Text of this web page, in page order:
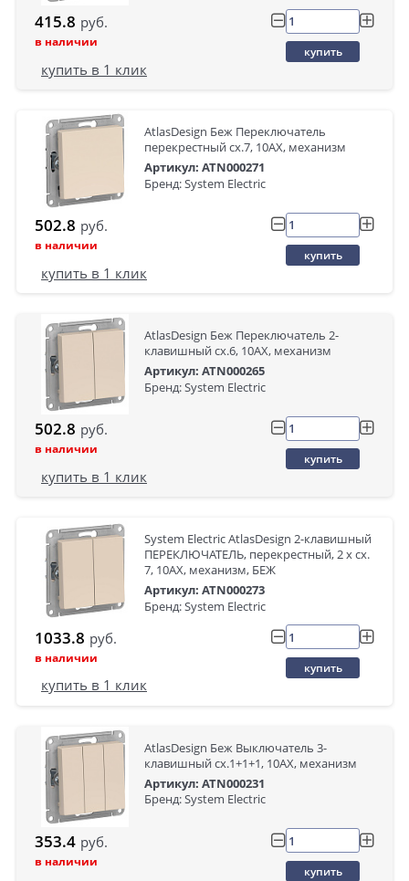
415.8 руб.
в наличии
купить
купить в 1 клик
AtlasDesign Беж Переключатель
перекрестный сх.7, 10АХ, механизм
Артикул: ATN000271
Бренд: System Electric
502.8 руб.
в наличии
купить
купить в 1 клик
AtlasDesign Беж Переключатель 2-
клавишный сх.6, 10АХ, механизм
Артикул: ATN000265
Бренд: System Electric
502.8 руб.
в наличии
купить
купить в 1 клик
System Electric AtlasDesign 2-клавишный
ПЕРЕКЛЮЧАТЕЛЬ, перекрестный, 2 x сх.
7, 10АХ, механизм, БЕЖ
Артикул: ATN000273
Бренд: System Electric
1033.8 руб.
в наличии
купить
купить в 1 клик
AtlasDesign Беж Выключатель 3-
клавишный сх.1+1+1, 10АХ, механизм
Артикул: ATN000231
Бренд: System Electric
353.4 руб.
в наличии
купить